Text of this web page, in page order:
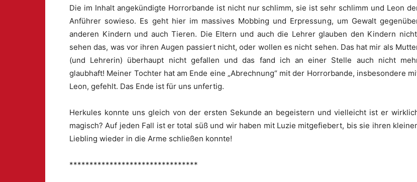
Die im Inhalt angekündigte Horrorbande ist nicht nur schlimm, sie ist sehr schlimm und Leon
Anführer sowieso. Es geht hier im massives Mobbing und Erpressung, um Gewalt
anderen Kindern und auch Tieren. Die Eltern und auch die Lehrer glauben den Kindern
sehen das, was vor ihren Augen passiert nicht, oder wollen es nicht sehen. Das hat mir als
(und Lehrerin) überhaupt nicht gefallen und das fand ich an einer Stelle auch nicht
glaubhaft! Meiner Tochter hat am Ende eine „Abrechnung“ mit der Horrorbande, insbesondere
Leon, gefehlt. Das Ende ist für uns unfertig.
Herkules konnte uns gleich von der ersten Sekunde an begeistern und vielleicht ist er
magisch? Auf jeden Fall ist er total süß und wir haben mit Luzie mitgefiebert, bis sie ihren
Liebling wieder in die Arme schließen konnte!
********************************